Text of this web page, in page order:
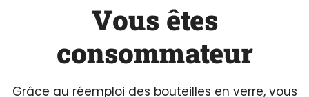
Vous êtes
consommateur
Grâce au réemploi des bouteilles en verre, vous